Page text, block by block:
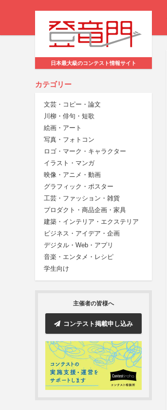
日本最大級のコンテスト情報サイト
カテゴリー
文芸・コピー・論文
川柳・俳句・短歌
絵画・アート
写真・フォトコン
ロゴ・マーク・キャラクター
イラスト・マンガ
映像・アニメ・動画
グラフィック・ポスター
工芸・ファッション・雑貨
プロダクト・商品企画・家具
建築・インテリア・エクステリア
ビジネス・アイデア・企画
デジタル・Web・アプリ
音楽・エンタメ・レシピ
学生向け
主催者の皆様へ
コンテスト掲載申し込み